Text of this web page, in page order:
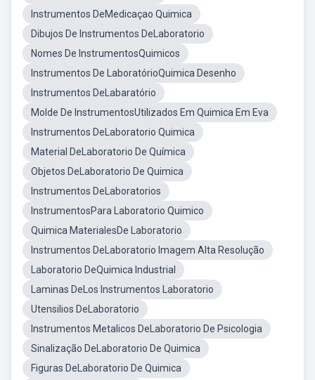
Instrumentos DeMedicaçao Quimica
Dibujos De Instrumentos DeLaboratorio
Nomes De InstrumentosQuimicos
Instrumentos De LaboratórioQuimica Desenho
Instrumentos DeLabaratório
Molde De InstrumentosUtilizados Em Quimica Em Eva
Instrumentos DeLaboratorio Quimica
Material DeLaboratorio De Química
Objetos DeLaboratorio De Quimica
Instrumentos DeLaboratorios
InstrumentosPara Laboratorio Quimico
Quimica MaterialesDe Laboratorio
Instrumentos DeLaboratorio Imagem Alta Resolução
Laboratorio DeQuimica Industrial
Laminas DeLos Instrumentos Laboratorio
Utensilios DeLaboratorio
Instrumentos Metalicos DeLaboratorio De Psicologia
Sinalização DeLaboratorio De Quimica
Figuras DeLaboratorio De Quimica